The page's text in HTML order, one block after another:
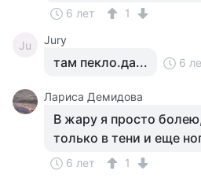
6 лет 1
Ju Jury
там пекло.да... 6
Лариса Демидова
В жару я просто
только в тени и еще
6 лет 1